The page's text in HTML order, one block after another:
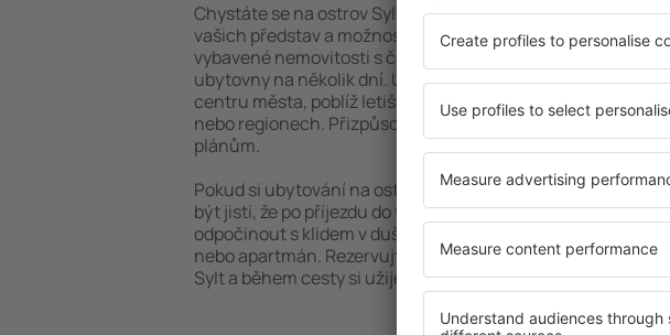
Chystáte se na ostrov Sylt? Najděte si ubytování přesně
vašich představ a možností. Můžete využít prostorné,
vybavené nemovitosti s četnými vymoženostmi, jakož i levné
ubytovny na několik dní. Ubytování na ostrově Sylt je
centru města, poblíž letiště i v méně vyhledávaných
nebo regionech. Přizpůsobte ubytování vašim potřebám a
plánům.
Pokud si ubytování na ostrově Sylt zarezervujete včas,
být jisti, že po příjezdu do vaší destinace si budete moci
odpočinout s klidem v duši a bez toho, abyste museli hledat
nebo apartmán. Rezervujte si ubytování před odjezdem na
Sylt a během cesty si užijete uvolněnou atmosféru.